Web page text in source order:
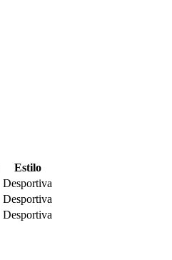
Estilo
Desportiva
Desportiva
Desportiva